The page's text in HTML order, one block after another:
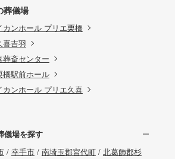
葬儀場
カンホール プリエ栗橋
喜吉羽
斎センター
橋駅前ホール
カンホール プリエ久喜
儀場を探す
/ 幸手市/ 南埼玉郡宮代町/ 北葛飾郡杉